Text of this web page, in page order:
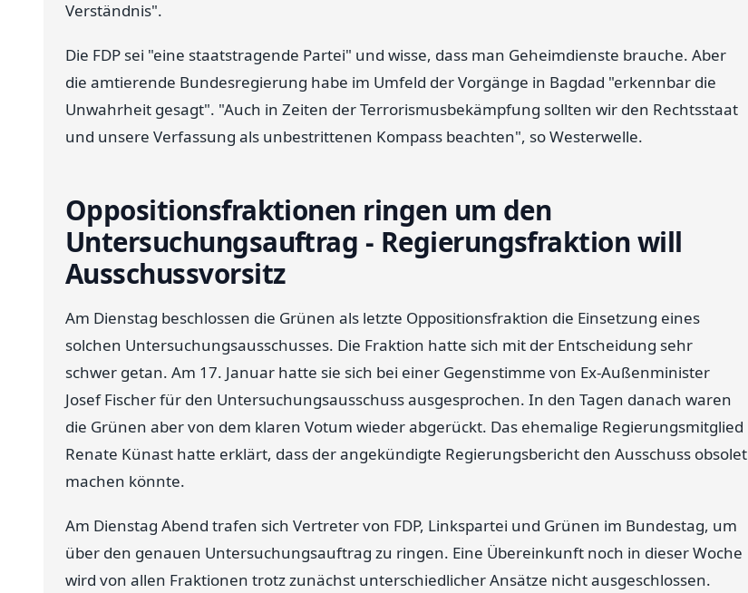
Verständnis".
Die FDP sei "eine staatstragende Partei" und wisse, dass man Geheimdienste brauche. Aber
die amtierende Bundesregierung habe im Umfeld der Vorgänge in Bagdad "erkennbar die
Unwahrheit gesagt". "Auch in Zeiten der Terrorismusbekämpfung sollten wir den Rechtsstaat
und unsere Verfassung als unbestrittenen Kompass beachten", so Westerwelle.
Oppositionsfraktionen ringen um den
Untersuchungsauftrag - Regierungsfraktion will
Ausschussvorsitz
Am Dienstag beschlossen die Grünen als letzte Oppositionsfraktion die Einsetzung eines
solchen Untersuchungsausschusses. Die Fraktion hatte sich mit der Entscheidung sehr
schwer getan. Am 17. Januar hatte sie sich bei einer Gegenstimme von Ex-Außenminister
Josef Fischer für den Untersuchungsausschuss ausgesprochen. In den Tagen danach waren
die Grünen aber von dem klaren Votum wieder abgerückt. Das ehemalige Regierungsmitglied
Renate Künast hatte erklärt, dass der angekündigte Regierungsbericht den Ausschuss obsolet
machen könnte.
Am Dienstag Abend trafen sich Vertreter von FDP, Linkspartei und Grünen im Bundestag, um
über den genauen Untersuchungsauftrag zu ringen. Eine Übereinkunft noch in dieser Woche
wird von allen Fraktionen trotz zunächst unterschiedlicher Ansätze nicht ausgeschlossen.